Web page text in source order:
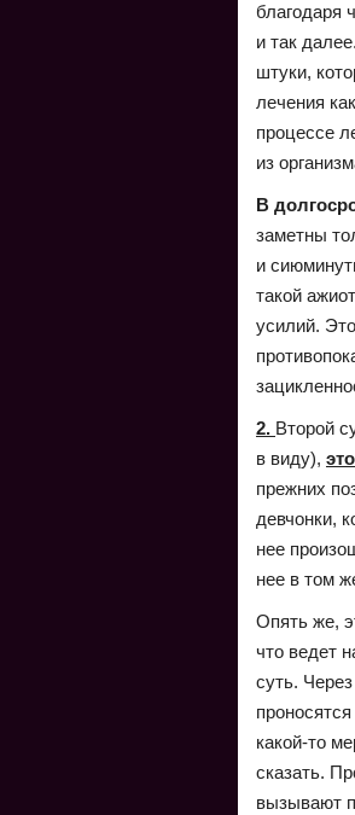
благодаря
и так
штуки,
лечения
процессе
из
В
заметны
и
такой
усилий.
2. Второй
в виду),
прежних
девчонки,
нее
нее в том
Опять же,
что ведет
суть.
какой-то
сказать.
вызывают